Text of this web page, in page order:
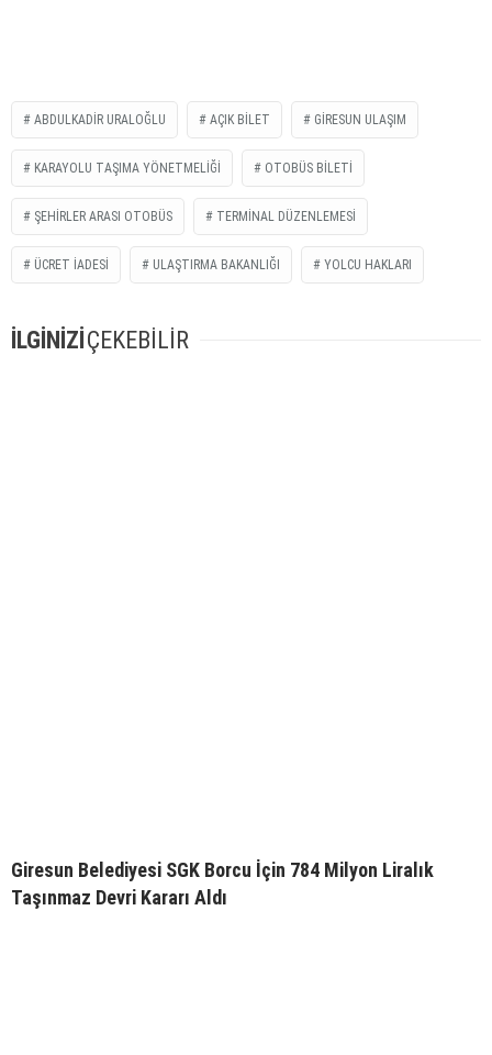
ABDULKADIR URALOĞLU AÇIK BILET GIRESUN ULAŞIM
KARAYOLU TAŞIMA YÖNETMELIĞI OTOBÜS BILETI
ŞEHIRLER ARASI OTOBÜS TERMINAL DÜZENLEMESI
ÜCRET İADESI ULAŞTIRMA BAKANLIĞI YOLCU HAKLARI
İLGİNİZİÇEKEBİLİR
Giresun Belediyesi SGK Borcu İçin 784 Milyon Liralık
Taşınmaz Devri Kararı Aldı